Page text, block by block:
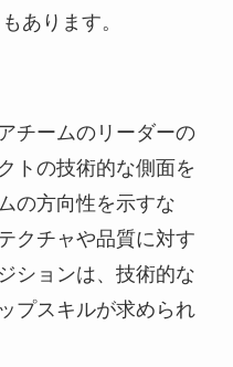
あります。
チームのリーダーの
トの技術的な側面を
の方向性を示すな
クチャや品質に対す
ションは、技術的な
プスキルが求められ